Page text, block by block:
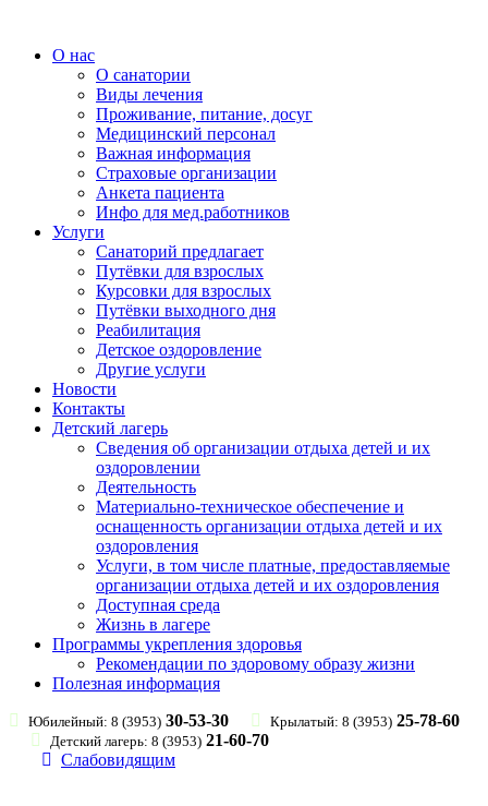
О нас
О санатории
Виды лечения
Проживание, питание, досуг
Медицинский персонал
Важная информация
Страховые организации
Анкета пациента
Инфо для мед.работников
Услуги
Санаторий предлагает
Путёвки для взрослых
Курсовки для взрослых
Путёвки выходного дня
Реабилитация
Детское оздоровление
Другие услуги
Новости
Контакты
Детский лагерь
Сведения об организации отдыха детей и их
оздоровлении
Деятельность
Материально-техническое обеспечение и
оснащенность организации отдыха детей и их
оздоровления
Услуги, в том числе платные, предоставляемые
организации отдыха детей и их оздоровления
Доступная среда
Жизнь в лагере
Программы укрепления здоровья
Рекомендации по здоровому образу жизни
Полезная информация
Юбилейный: 8 (3953) 30-53-30 Крылатый: 8 (3953) 25-78-60
Детский лагерь: 8 (3953) 21-60-70
Слабовидящим